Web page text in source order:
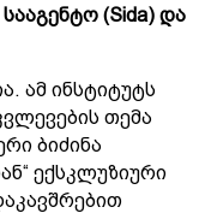
(Sida) და
ამ ინსტიტუტს
თემა
ბიძინა
ექსკლუზიური